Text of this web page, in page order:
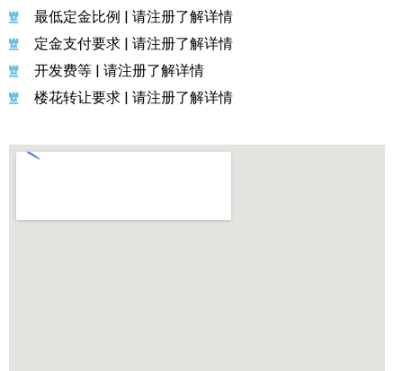
最低定金比例 | 请注册了解详情
定金支付要求 | 请注册了解详情
开发费等 | 请注册了解详情
楼花转让要求 | 请注册了解详情